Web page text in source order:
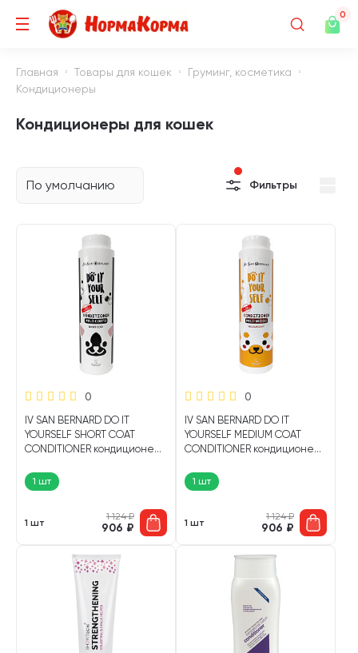
0
Главная Товары для кошек
Груминг, косметика
Кондиционеры
Кондиционеры для кошек
По умолчанию Фильтры
0
IV SAN BERNARD DO IT
YOURSELF SHORT COAT
CONDITIONER кондиционер
короткой шерстью 300 мл (1
шт)
1 шт
1 шт
1 124₽
906 ₽
0
IV SAN BERNARD DO IT
YOURSELF MEDIUM COAT
CONDITIONER кондиционер
средней шерстью 300 мл (1
шт)
1 шт
1 шт
1 124₽
906 ₽